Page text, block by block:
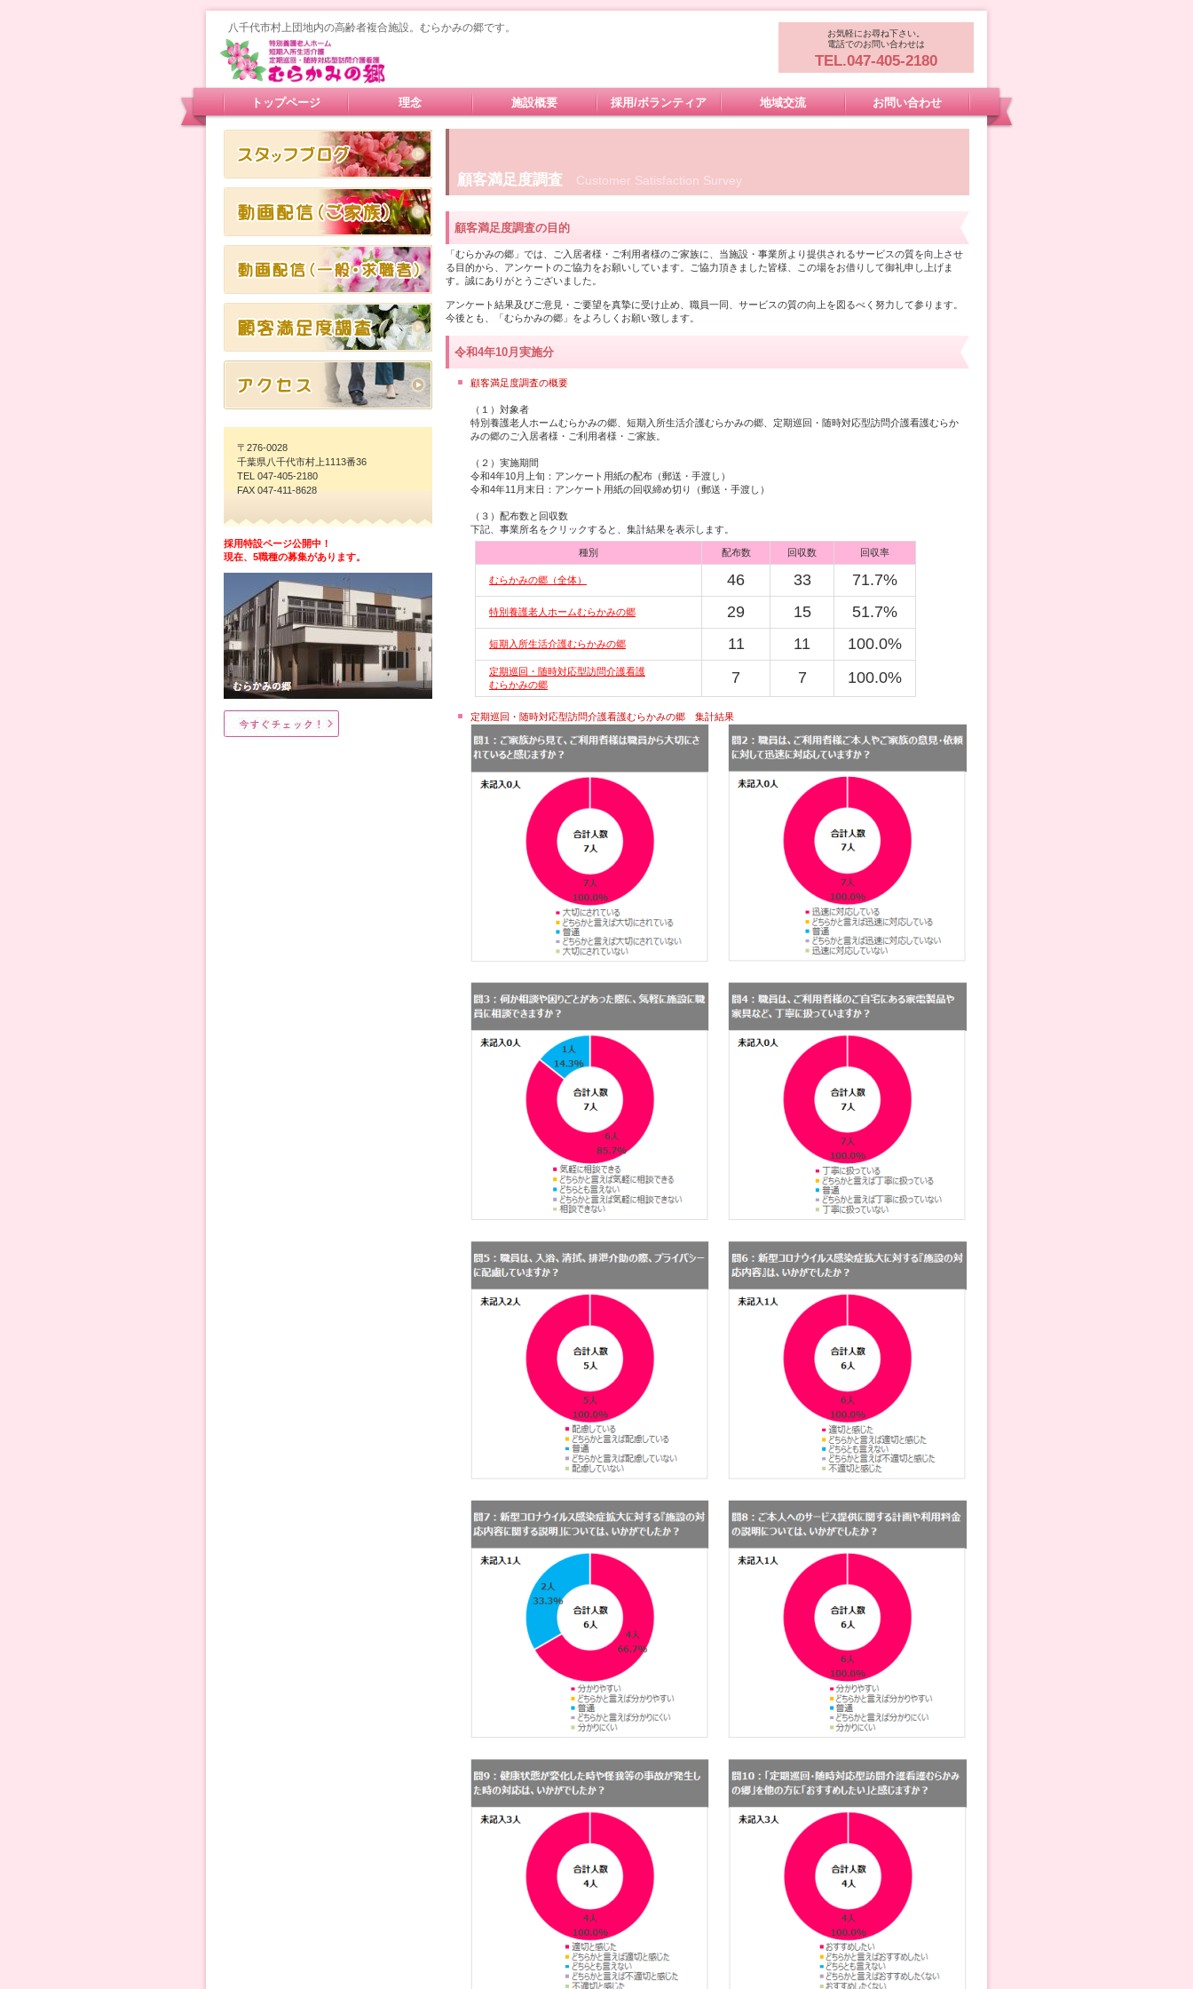
八千代市村上団地内の高齢者複合施設。むらかみの郷です。
お気軽にお尋ね下さい。
電話でのお問い合わせは
TEL.047-405-2180
顧客満足度調査 Customer Satisfaction Survey
顧客満足度調査の目的
「むらかみの郷」では、ご入居者様・ご利用者様のご家族に、当施設・事業所より提供されるサービスの質を向上させ
る目的から、アンケートのご協力をお願いしています。ご協力頂きました皆様、この場をお借りして御礼申し上げま
す。誠にありがとうございました。
アンケート結果及びご意見・ご要望を真摯に受け止め、職員一同、サービスの質の向上を図るべく努力して参ります。
今後とも、「むらかみの郷」をよろしくお願い致します。
令和4年10月実施分
顧客満足度調査の概要
（１）対象者
特別養護老人ホームむらかみの郷、短期入所生活介護むらかみの郷、定期巡回・随時対応型訪問介護看護むらか
みの郷のご入居者様・ご利用者様・ご家族。
（２）実施期間
令和4年10月上旬：アンケート用紙の配布（郵送・手渡し）
令和4年11月末日：アンケート用紙の回収締め切り（郵送・手渡し）
（３）配布数と回収数
下記、事業所名をクリックすると、集計結果を表示します。
種別 配布数 回収数 回収率
むらかみの郷（全体） 46 33 71.7%
特別養護老人ホームむらかみの郷 29 15 51.7%
短期入所生活介護むらかみの郷 11 11 100.0%
定期巡回・随時対応型訪問介護看護
むらかみの郷
7 7 100.0%
定期巡回・随時対応型訪問介護看護むらかみの郷 集計結果
トップページ 理念 施設概要 採用/ボランティア 地域交流 お問い合わせ
〒276-0028
千葉県八千代市村上1113番36
TEL 047-405-2180
FAX 047-411-8628
採用特設ページ公開中！
現在、5職種の募集があります。